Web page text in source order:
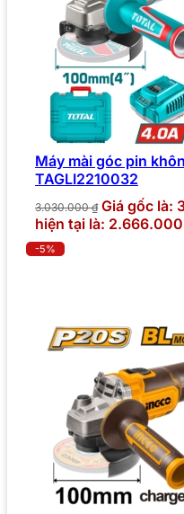
Máy mài góc pin
TAGLI2210032
3.030.000₫ Giá gốc là:
hiện tại là:
-5%